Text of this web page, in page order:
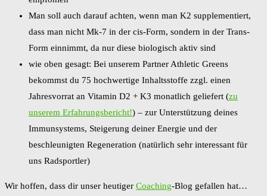
Man soll auch darauf achten, wenn man K2 supplementiert,
dass man nicht Mk-7 in der cis-Form, sondern in der Trans-
Form einnimmt, da nur diese biologisch aktiv sind
wie oben gesagt: Bei unserem Partner Athletic Greens
bekommst du 75 hochwertige Inhaltsstoffe zzgl. einen
Jahresvorrat an Vitamin D2 + K3 monatlich geliefert (zu
unserem Erfahrungsbericht!) – zur Unterstützung deines
Immunsystems, Steigerung deiner Energie und der
beschleunigten Regeneration (natürlich sehr interessant für
uns Radsportler)
Wir hoffen, dass dir unser heutiger Coaching-Blog gefallen hat…